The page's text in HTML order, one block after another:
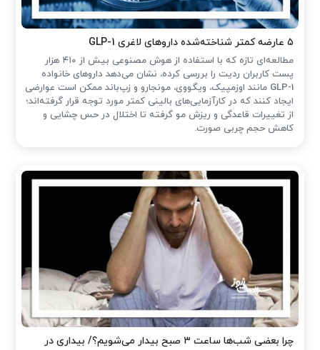
۵ عارضه کمتر شناخته‌شده داروهای لاغری GLP-1
مطالعه‌ای تازه که با استفاده از هوش مصنوعی بیش از ۴۱۰ هزار
پست کاربران ردیت را بررسی کرده، نشان می‌دهد داروهای خانواده
GLP-1 مانند اوزمپیک، ویگووی، مونجارو و زپ‌باند ممکن است عوارضی
ایجاد کنند که در کارآزمایی‌های بالینی کمتر مورد توجه قرار گرفته‌اند؛
از تغییرات قاعدگی و ریزش مو گرفته تا اختلال در حس چشایی و
کاهش حجم چربی صورت.
چرا بعضی شب‌ها ساعت ۳ صبح بیدار می‌شویم؟/ بیداری در